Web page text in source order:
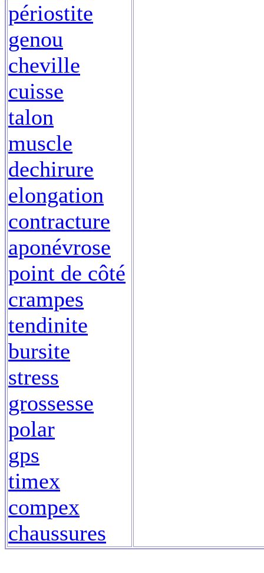
périostite
genou
cheville
cuisse
talon
muscle
dechirure
elongation
contracture
aponévrose
point de côté
crampes
tendinite
bursite
stress
grossesse
polar
gps
timex
compex
chaussures